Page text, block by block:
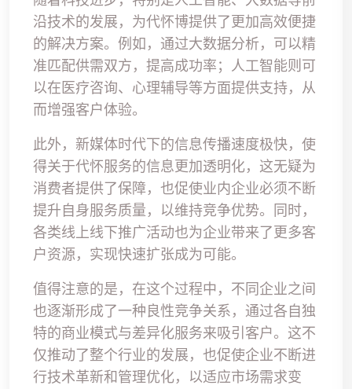
沿技术的发展，为代怀博提供了更加高效便捷
的解决方案。例如，通过大数据分析，可以精
准匹配供需双方，提高成功率；人工智能则可
以在医疗咨询、心理辅导等方面提供支持，从
而增强客户体验。
此外，新媒体时代下的信息传播速度极快，使
得关于代怀服务的信息更加透明化，这无疑为
消费者提供了保障，也促使业内企业必须不断
提升自身服务质量，以维持竞争优势。同时，
各类线上线下推广活动也为企业带来了更多客
户资源，实现快速扩张成为可能。
值得注意的是，在这个过程中，不同企业之间
也逐渐形成了一种良性竞争关系，通过各自独
特的商业模式与差异化服务来吸引客户。这不
仅推动了整个行业的发展，也促使企业不断进
行技术革新和管理优化，以适应市场需求变